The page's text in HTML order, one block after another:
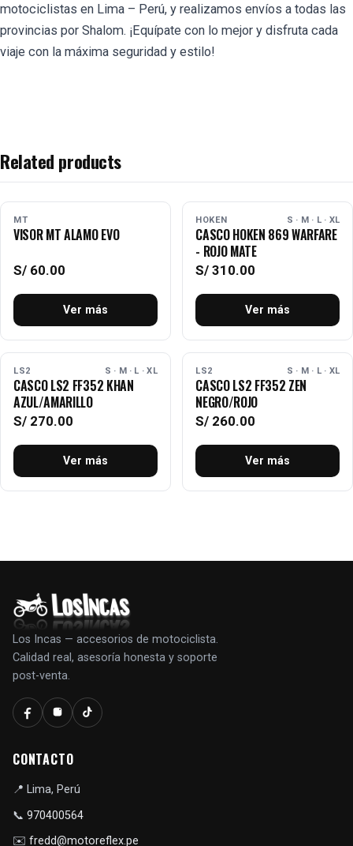
motociclistas en Lima – Perú, y realizamos envíos a todas las
provincias por Shalom. ¡Equípate con lo mejor y disfruta cada
viaje con la máxima seguridad y estilo!
Related products
AGOTADO
MT
VISOR MT ALAMO EVO
S/ 60.00
Ver más
AGOTADO
HOKEN S · M · L · XL
CASCO HOKEN 869 WARFARE
- ROJO MATE
S/ 310.00
Ver más
AGOTADO
LS2 S · M · L · XL
CASCO LS2 FF352 KHAN
AZUL/AMARILLO
S/ 270.00
Ver más
AGOTADO
LS2 S · M · L · XL
CASCO LS2 FF352 ZEN
NEGRO/ROJO
S/ 260.00
Ver más
Los Incas — accesorios de motociclista.
Calidad real, asesoría honesta y soporte
post-venta.
CONTACTO
📍 Lima, Perú
📞 970400564
✉️ fredd@motoreflex.pe